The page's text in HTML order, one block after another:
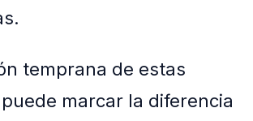
temprana de estas
marcar la diferencia